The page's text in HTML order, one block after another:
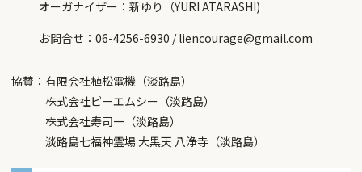
オーガナイザー：新ゆり（YURI ATARASHI)
お問合せ：06-4256-6930 / liencourage@gmail.com
協賛：有限会社植松電機（淡路島）
株式会社ピーエムシー（淡路島）
株式会社寿司一（淡路島）
淡路島七福神霊場 大黒天 八浄寺（淡路島）